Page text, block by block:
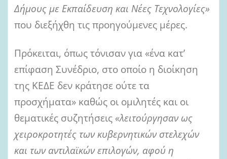
Δήμους με Εκπαίδευση και Νέες Τεχνολογίες»
που διεξήχθη τις προηγούμενες μέρες.
Πρόκειται, όπως τόνισαν για «ένα κατ’
επίφαση Συνέδριο, στο οποίο η διοίκηση
της ΚΕΔΕ δεν κράτησε ούτε τα
προσχήματα» καθώς οι ομιλητές και οι
θεματικές συζητήσεις «λειτούργησαν ως
χειροκροτητές των κυβερνητικών στελεχών
και των αντιλαϊκών επιλογών, αφού η